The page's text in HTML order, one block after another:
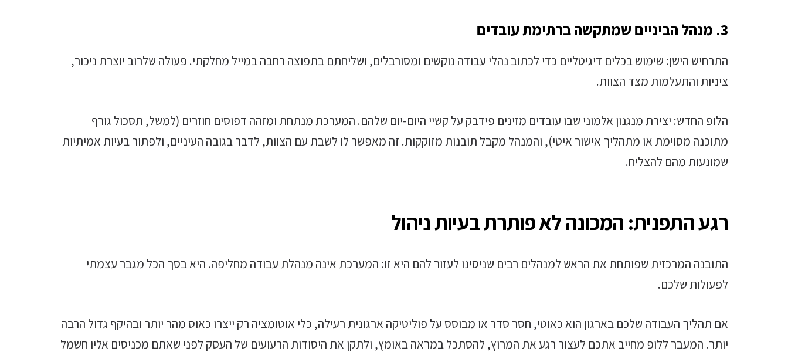
3. מנהל הביניים שמתקשה ברתימת עובדים
התרחיש הישן: שימוש בכלים דיגיטליים כדי לכתוב נהלי עבודה נוקשים ומסורבלים, ושליחתם בתפוצה רחבה במייל מחלקתי. פעולה שלרוב יוצרת ניכור,
ציניות והתעלמות מצד הצוות.
הלופ החדש: יצירת מנגנון אלמוני שבו עובדים מזינים פידבק על קשיי היום-יום שלהם. המערכת מנתחת ומזהה דפוסים חוזרים (למשל, תסכול גורף
מתוכנה מסוימת או מתהליך אישור איטי), והמנהל מקבל תובנות מזוקקות. זה מאפשר לו לשבת עם הצוות, לדבר בגובה העיניים, ולפתור בעיות אמיתיות
שמונעות מהם להצליח.
רגע התפנית: המכונה לא פותרת בעיות ניהול
התובנה המרכזית שפותחת את הראש למנהלים רבים שניסינו לעזור להם היא זו: המערכת אינה מנהלת עבודה מחליפה. היא בסך הכל מגבר עצמתי
לפעולות שלכם.
אם תהליך העבודה שלכם בארגון הוא כאוטי, חסר סדר או מבוסס על פוליטיקה ארגונית רעילה, כלי אוטומציה רק ייצרו כאוס מהר יותר ובהיקף גדול הרבה
יותר. המעבר ללופ מחייב אתכם לעצור רגע את המרוץ, להסתכל במראה באומץ, ולתקן את היסודות הרעועים של העסק לפני שאתם מכניסים אליו חשמל